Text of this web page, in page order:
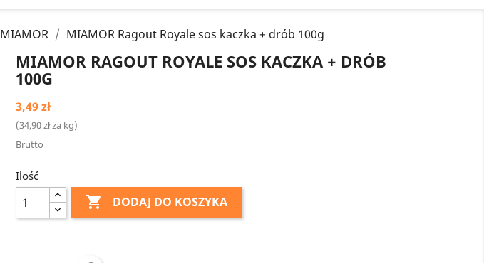
MIAMOR MIAMOR Ragout Royale sos kaczka + drób 100g
MIAMOR RAGOUT ROYALE SOS KACZKA + DRÓB
100G
3,49 zł
(34,90 zł za kg)
Brutto
Ilość
 DODAJ DO KOSZYKA